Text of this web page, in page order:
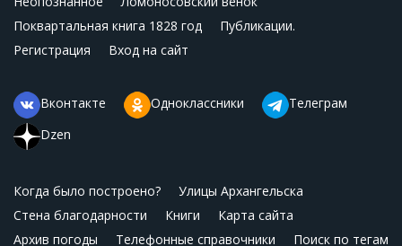
Поквартальная книга 1828 год
Публикации.
Регистрация
Вход на сайт
Вконтакте Одноклассники
Телеграм
Dzen
Когда было построено?
Улицы Архангельска
Стена благодарности
Книги
Карта сайта
Архив погоды
Телефонные справочники Поиск по тегам